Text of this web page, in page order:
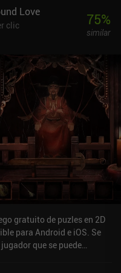
que bloquea nuestro
mundo. Nos deshacemos
pero la amenaza
solos con el resto de los
ocurre. Lo único que
limpiar nuestra
Pero en cuanto me di
me di cuenta de la
sido una experiencia
un juego
si
de Loop y su
sesiones de juego cortas
Love
clic
75%
similar
gratuito de puzles en 2D
para Android e iOS. Se
que se puede